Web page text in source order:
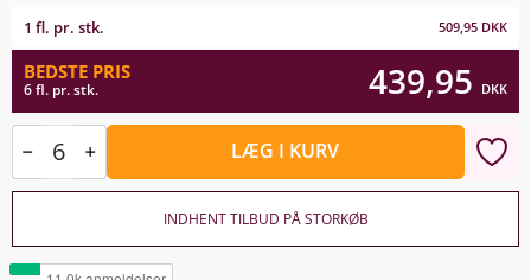
1 fl. pr. stk. 509,95 DKK
BEDSTE PRIS
6 fl. pr. stk. 439,95 DKK
LÆG I KURV
INDHENT TILBUD PÅ STORKØB